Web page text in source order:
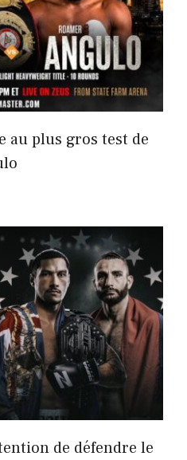
au plus gros test de
de défendre le